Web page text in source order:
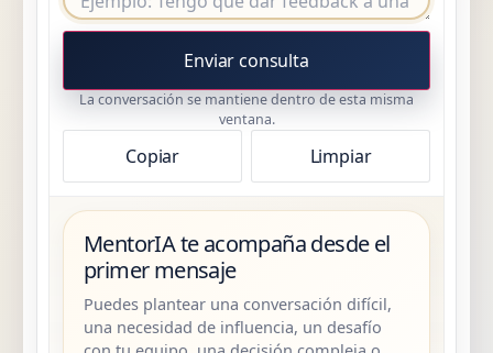
Copiar Limpiar
La conversación se mantiene dentro de esta misma
ventana.
Enviar consulta
MentorIA te acompaña desde el
primer mensaje
Puedes plantear una conversación difícil,
una necesidad de influencia, un desafío